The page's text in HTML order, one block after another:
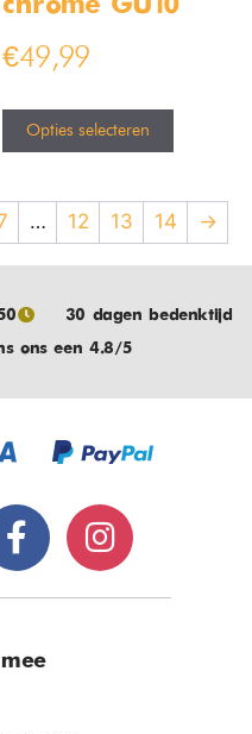
€49,99
Opties selecteren
… 12 13 14 →
30 dagen bedenktijd
ons een 4.8/5